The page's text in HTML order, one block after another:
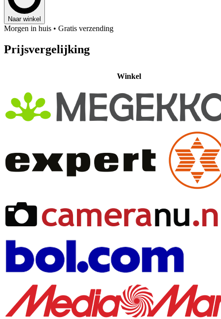
Naar winkel
Morgen in huis • Gratis verzending
Prijsvergelijking
Winkel